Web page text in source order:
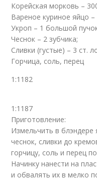
Корейская морковь –
Вареное куриное яйцо –
Укроп – 1 большой
Чеснок – 2 зубчика;
Сливки (густые) – 3 ст.
Горчица, соль, перец
1:1182
1:1187
Приготовление:
Измельчить в блэндере
чеснок, сливки до
горчицу, соль и перец по
Начинку нанести на
и обвалять их в мелко